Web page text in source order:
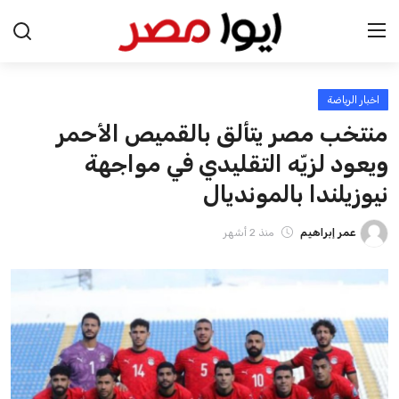
الرئيسية
اخبار مصر
عرب وعالم
اقتصاد
اخبار الرياضة
منوعات
فن وثقافة
اخبار الرياضة
منتخب مصر يتألق بالقميص الأحمر
ويعود لزيّه التقليدي في مواجهة
نيوزيلندا بالمونديال
عمر إبراهيم منذ 2 أشهر